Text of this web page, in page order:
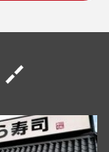
は勘弁」危惧
「可愛すぎ」
広報が明かし